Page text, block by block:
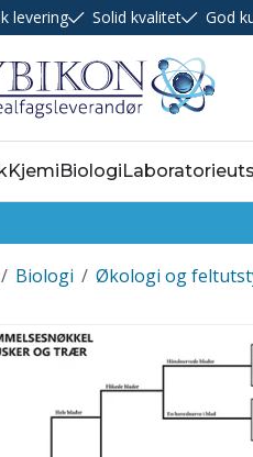
levering Solid kvalitet God
KjemiBiologi
/ /
Biologi Økologi og